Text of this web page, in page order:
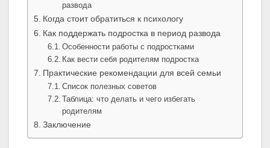
развода
Когда стоит обратиться к психологу
Как поддержать подростка в период развода
Особенности работы с подростками
Как вести себя родителям подростка
Практические рекомендации для всей семьи
Список полезных советов
Таблица: что делать и чего избегать
родителям
Заключение